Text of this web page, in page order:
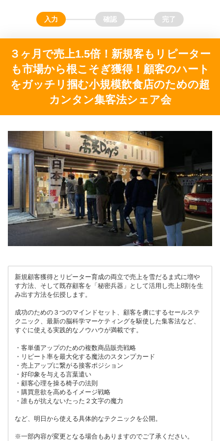
３ヶ月で売上1.5倍！新規客もリピーター
も市場から根こそぎ獲得！顧客のハート
をガッチリ掴む小規模飲食店のための超
カンタン集客法シェア会
新規顧客獲得とリピーター育成の両立で売上を雪だるま式に増や
す方法、そして既存顧客を「秘密兵器」として活用し売上8割を生
み出す方法を伝授します。
成功のための３つのマインドセット、顧客を虜にするセールステ
クニック、最新の脳科学マーケティングを駆使した集客法など、
すぐに使える実践的なノウハウが満載です。
・客単価アップのための複数商品販売戦略
・リピート率を最大化する魔法のスタンプカード
・売上アップに繋がる接客ポジション
・好印象を与える言葉遣い
・顧客心理を操る椅子の法則
・購買意欲を高めるイメージ戦略
・誰もが抗えないたった２文字の魔力
など、明日から使える具体的なテクニックを公開。
※一部内容が変更となる場合もありますのでご了承ください。